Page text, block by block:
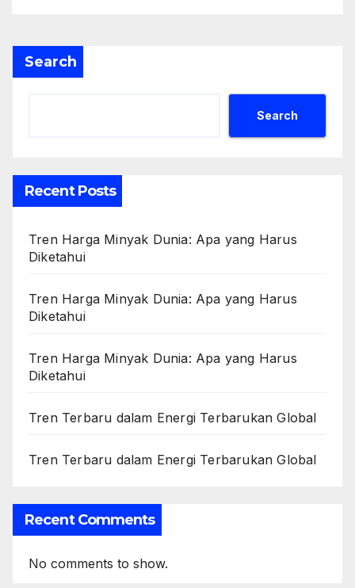
Search
Search
Recent Posts
Tren Harga Minyak Dunia: Apa yang Harus
Diketahui
Tren Harga Minyak Dunia: Apa yang Harus
Diketahui
Tren Harga Minyak Dunia: Apa yang Harus
Diketahui
Tren Terbaru dalam Energi Terbarukan Global
Tren Terbaru dalam Energi Terbarukan Global
Recent Comments
No comments to show.